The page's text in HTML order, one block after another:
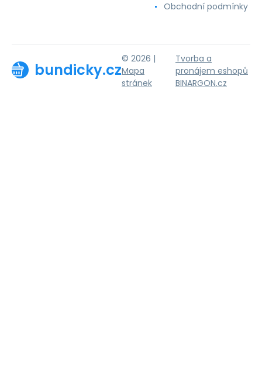
Obchodní podmínky
bundicky.cz
© 2026 |
Mapa
stránek
Tvorba a
pronájem eshopů
BINARGON.cz